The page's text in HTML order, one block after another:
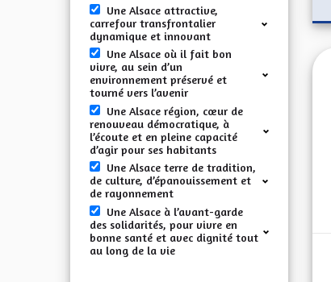
Une Alsace attractive,
carrefour transfrontalier
dynamique et innovant
Une Alsace où il fait bon
vivre, au sein d’un
environnement préservé et
tourné vers l’avenir
Une Alsace région, cœur de
renouveau démocratique, à
l’écoute et en pleine capacité
d’agir pour ses habitants
Une Alsace terre de tradition,
de culture, d’épanouissement et
de rayonnement
Une Alsace à l’avant-garde
des solidarités, pour vivre en
bonne santé et avec dignité tout
au long de la vie